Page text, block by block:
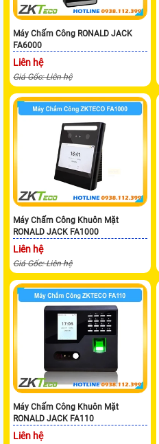
Máy Chấm Công RONALD JACK
FA6000
Liên hệ
Giá Gốc: Liên hệ
Máy Chấm Công Khuôn Mặt
RONALD JACK FA1000
Liên hệ
Giá Gốc: Liên hệ
Máy Chấm Công Khuôn Mặt
RONALD JACK FA110
Liên hệ